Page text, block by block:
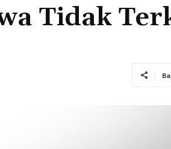
Tidak